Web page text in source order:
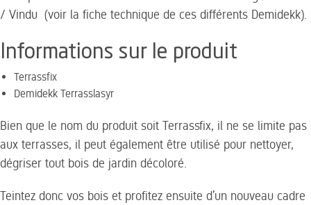
/ Vindu (voir la fiche technique de ces différents Demidekk).
Informations sur le produit
Terrassfix
Demidekk Terrasslasyr
Bien que le nom du produit soit Terrassfix, il ne se limite pas
aux terrasses, il peut également être utilisé pour nettoyer,
dégriser tout bois de jardin décoloré.
Teintez donc vos bois et profitez ensuite d’un nouveau cadre